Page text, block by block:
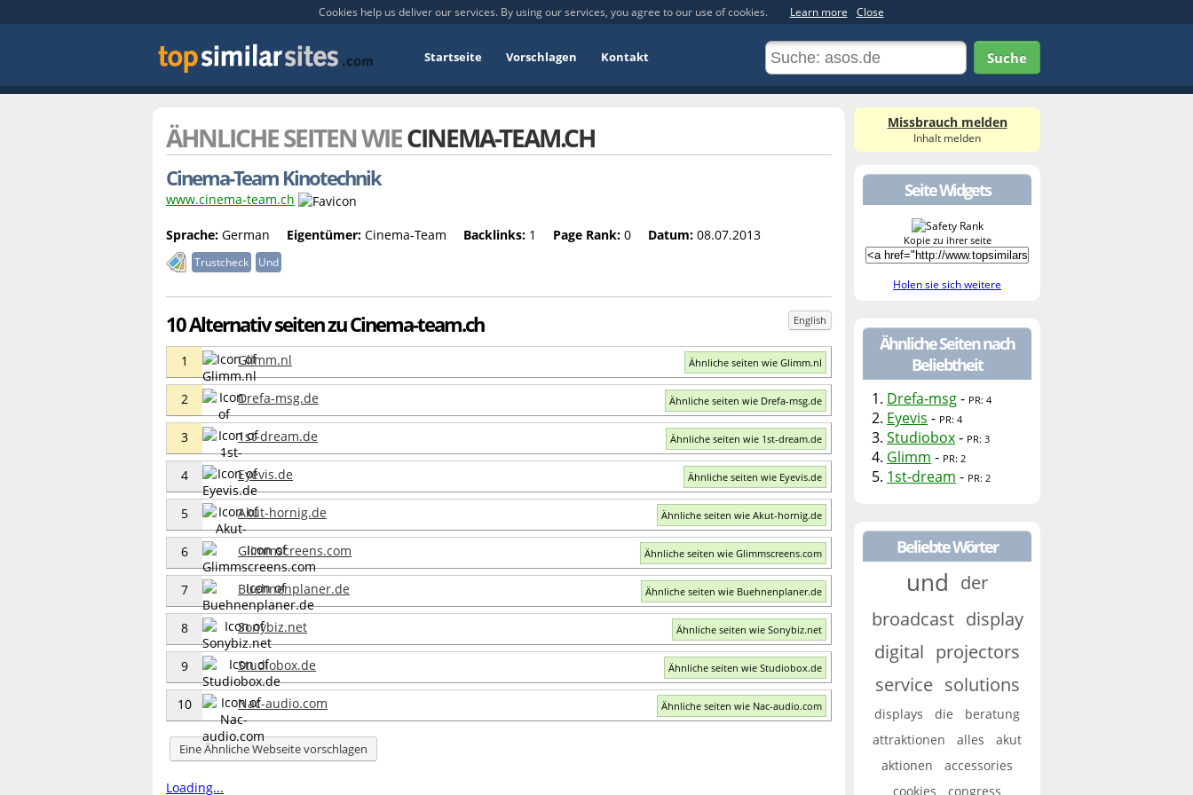
Cookies help us deliver our services. By using our services, you agree to our use of cookies. Learn more Close
Startseite Vorschlagen Kontakt Suche
ÄHNLICHE SEITEN WIECINEMA-TEAM.CH
Cinema-Team Kinotechnik
www.cinema-team.ch
Sprache: German Eigentümer: Cinema-Team Backlinks: 1 Page Rank: 0 Datum: 08.07.2013
Trustcheck Und
10 Alternativ seiten zu Cinema-team.ch English
1 Glimm.nl Ähnliche seiten wie Glimm.nl
2 Drefa-msg.de Ähnliche seiten wie Drefa-msg.de
3 1st-dream.de Ähnliche seiten wie 1st-dream.de
4 Eyevis.de Ähnliche seiten wie Eyevis.de
5 Akut-hornig.de Ähnliche seiten wie Akut-hornig.de
6 Glimmscreens.com Ähnliche seiten wie Glimmscreens.com
7 Buehnenplaner.de Ähnliche seiten wie Buehnenplaner.de
8 Sonybiz.net Ähnliche seiten wie Sonybiz.net
9 Studiobox.de Ähnliche seiten wie Studiobox.de
10 Nac-audio.com Ähnliche seiten wie Nac-audio.com
Eine Ähnliche Webseite vorschlagen
Loading...
Missbrauch melden
Inhalt melden
Seite Widgets
Kopie zu ihrer seite
Holen sie sich weitere
Ähnliche Seiten nach
Beliebtheit
1. Drefa-msg- PR: 4
2. Eyevis - PR: 4
3. Studiobox- PR: 3
4. Glimm - PR: 2
5. 1st-dream - PR: 2
Beliebte Wörter
und der
broadcast display
digital projectors
service solutions
displays die
beratung
attraktionen
alles
akut
aktionen
accessories
cookies
congress